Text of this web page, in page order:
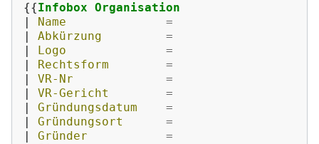
{{Infobox Organisation
|
Name =
|
Abkürzung =
|
Logo =
|
Rechtsform =
|
VR-Nr =
|
VR-Gericht =
|
Gründungsdatum =
|
Gründungsort =
|
Gründer =